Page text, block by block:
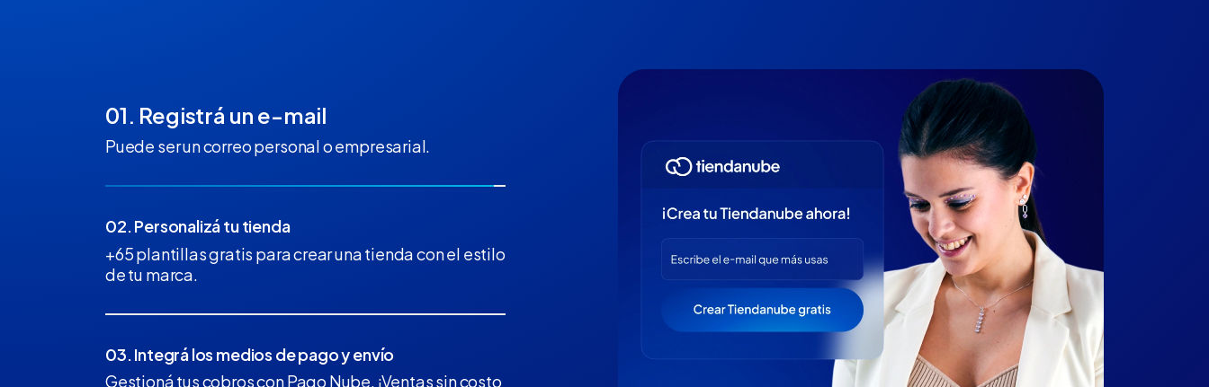
01. Registrá un e-mail
Puede ser un correo personal o empresarial.
02. Personalizá tu tienda
+65 plantillas gratis para crear una tienda con el estilo
de tu marca.
03. Integrá los medios de pago y envío
Gestioná tus cobros con Pago Nube. ¡Ventas sin costo